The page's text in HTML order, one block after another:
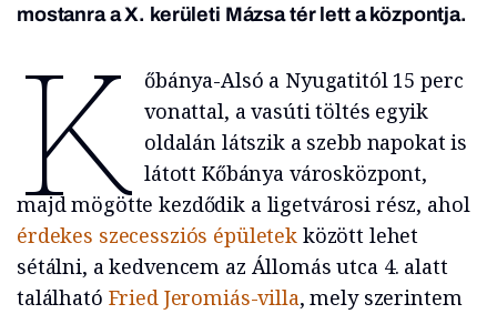
mostanra a X. kerületi Mázsa tér lett a központja.
K
őbánya-Alsó a Nyugatitól 15 perc
vonattal, a vasúti töltés egyik
oldalán látszik a szebb napokat is
látott Kőbánya városközpont,
majd mögötte kezdődik a ligetvárosi rész, ahol
érdekes szecessziós épületekközött lehet
sétálni, a kedvencem az Állomás utca 4. alatt
található Fried Jeromiás-villa, mely szerintem